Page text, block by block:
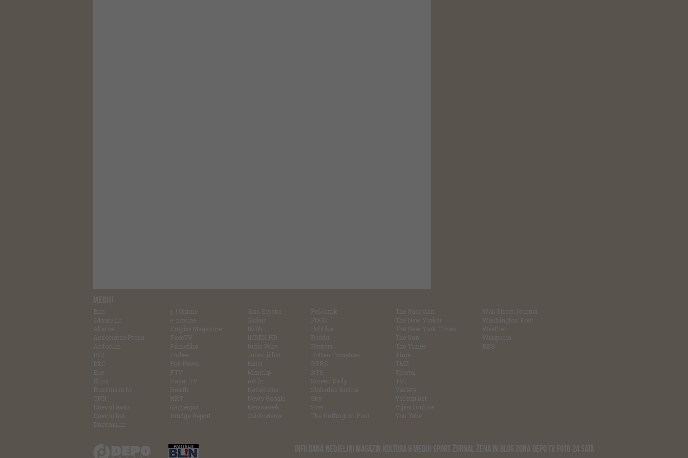
MEDIJI
Blin
24sata.hr
Alternet
Associated Press
Artforum
B92
BBC
Blic
Blinx
Bussiness.hr
CNN
Dnevni avaz
Dnevni list
Dnevnik.hr
e-! Online
e-novine
Empire Magazine
FaceTV
Filmofilia
Forbes
Fox News
FTV
Hayat TV
Health
HRT
Gamespot
Drudge Report
Glas Srpske
Globus
IMDb
INDEX.HR
Indie Wire
Jutarnji list
Kurir
Miniclip
net.hr
Nezavisne
News Google
Newsweek
Oslobođenje
Pešćanik
POGO
Politika
Reddit
Reuters
Rotten Tomatoes
RTRS
RTS
Screen Daily
Slobodna Bosna
Sky
Svet
The Huffington Post
The Guardian
The New Yorker
The New York Times
The Sun
The Times
Time
TMZ
Tportal
TV1
Variety
Večenji list
Vijesti online
You Tube
Wall Street Journal
Washington Post
Weather
Wikipedia
RSS
INFO DANA NEDJELJNI MAGAZIN KULTURA & MEDIJI SPORT ŽURNAL ŽENA IN BLOG ZONA DEPO TV FOTO 24 SATA